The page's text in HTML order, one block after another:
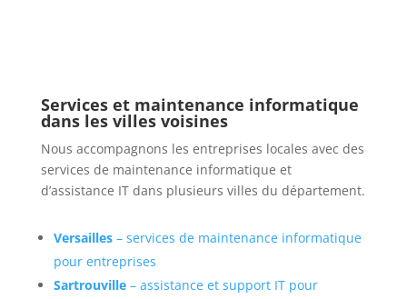
Services et maintenance informatique
dans les villes voisines
Nous accompagnons les entreprises locales avec des
services de maintenance informatique et
d’assistance IT dans plusieurs villes du département.
Versailles– services de maintenance informatique
pour entreprises
Sartrouville – assistance et support IT pour